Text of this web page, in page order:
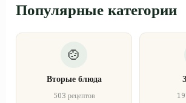
Популярные категории
Вторые блюда
503 рецептов